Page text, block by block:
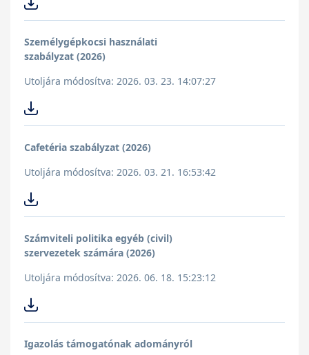
Személygépkocsi használati
szabályzat (2026)
Utoljára módosítva: 2026. 03. 23. 14:07:27
Cafetéria szabályzat (2026)
Utoljára módosítva: 2026. 03. 21. 16:53:42
Számviteli politika egyéb (civil)
szervezetek számára (2026)
Utoljára módosítva: 2026. 06. 18. 15:23:12
Igazolás támogatónak adományról